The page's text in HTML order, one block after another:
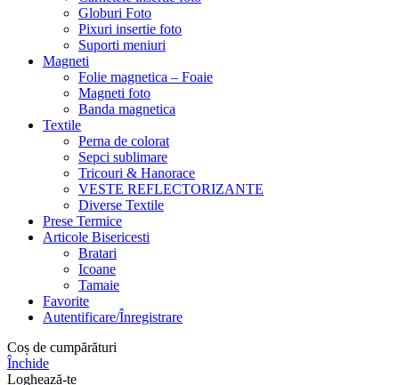
Globuri Foto
Pixuri insertie foto
Suporti meniuri
Magneti
Folie magnetica – Foaie
Magneti foto
Banda magnetica
Textile
Perna de colorat
Sepci sublimare
Tricouri & Hanorace
VESTE REFLECTORIZANTE
Diverse Textile
Prese Termice
Articole Bisericesti
Bratari
Icoane
Tamaie
Favorite
Autentificare/Înregistrare
Coș de cumpărături
Închide
Loghează-te